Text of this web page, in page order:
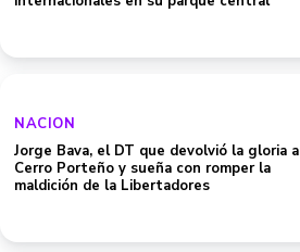
NACION
Jorge Bava, el DT que devolvió la gloria a
Cerro Porteño y sueña con romper la
maldición de la Libertadores